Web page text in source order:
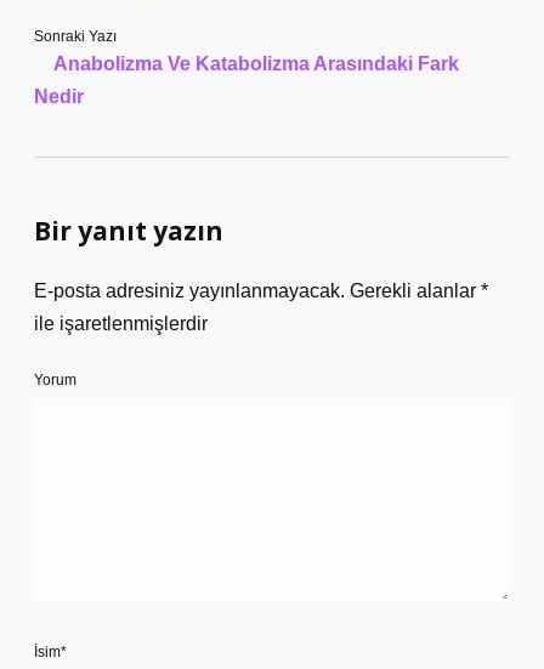
Sonraki Yazı
Anabolizma Ve Katabolizma Arasındaki Fark
Nedir
Bir yanıt yazın
E-posta adresiniz yayınlanmayacak. Gerekli alanlar *
ile işaretlenmişlerdir
Yorum
İsim*